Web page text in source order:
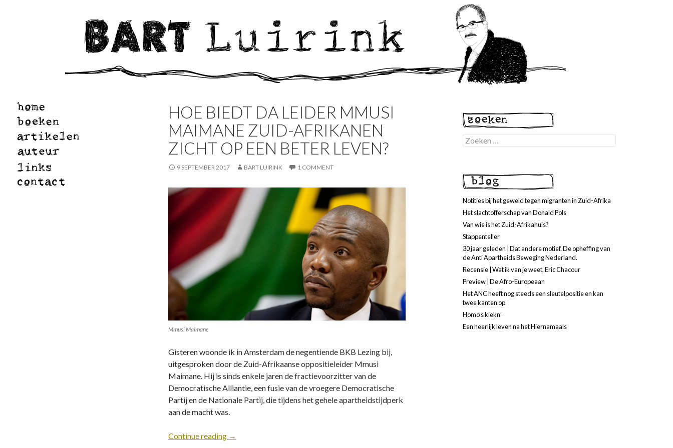
HOE BIEDT DA LEIDER MMUSI
MAIMANE ZUID-AFRIKANEN
ZICHT OP EEN BETER LEVEN?
9 SEPTEMBER 2017 BART LUIRINK 1 COMMENT
Mmusi Maimane
Gisteren woonde ik in Amsterdam de negentiende BKB Lezing bij,
uitgesproken door de Zuid-Afrikaanse oppositieleider Mmusi
Maimane. Hij is sinds enkele jaren de fractievoorzitter van de
Democratische Alliantie, een fusie van de vroegere Democratische
Partij en de Nationale Partij, die tijdens het gehele apartheidstijdperk
aan de macht was.
Continue reading →
Zoeken
naar:
Notities bij het geweld tegen migranten in Zuid-Afrika
Het slachtofferschap van Donald Pols
Van wie is het Zuid-Afrikahuis?
Stappenteller
30 jaar geleden | Dat andere motief. De opheffing van
de Anti Apartheids Beweging Nederland.
Recensie | Wat ik van je weet, Eric Chacour
Preview | De Afro-Europeaan
Het ANC heeft nog steeds een sleutelpositie en kan
twee kanten op
Homo’s kiekn’
Een heerlijk leven na het Hiernamaals